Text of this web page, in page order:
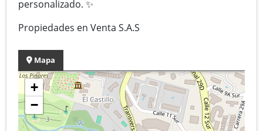
personalizado. ✨
Propiedades en Venta S.A.S
Mapa
+
−